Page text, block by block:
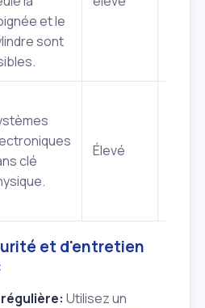
et le
sont
clé
Élevé
et d'entretien
Utilisez un